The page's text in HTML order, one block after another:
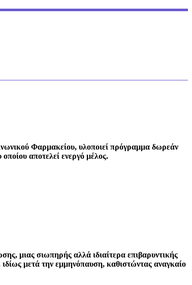
Φαρμακείου, υλοποιεί πρόγραμμα δωρεάν
αποτελεί ενεργό μέλος.
μιας σιωπηρής αλλά ιδιαίτερα επιβαρυντικής
ιδίως μετά την εμμηνόπαυση, καθιστώντας αναγκαίο